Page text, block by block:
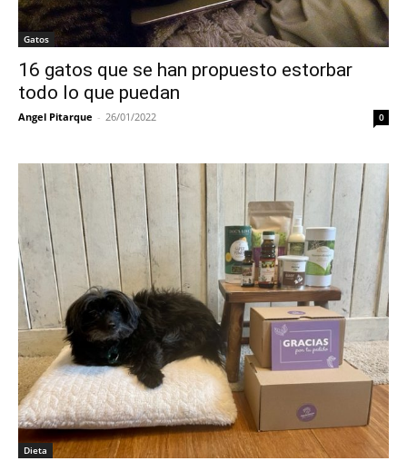
Gatos
16 gatos que se han propuesto estorbar
todo lo que puedan
Angel Pitarque - 26/01/2022 0
Dieta